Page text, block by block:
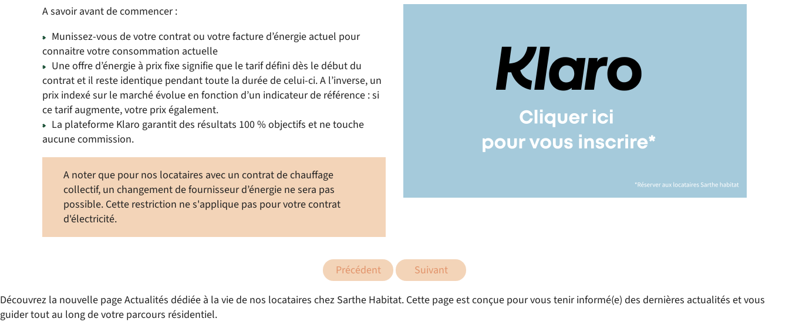
A savoir avant de commencer :
Munissez-vous de votre contrat ou votre facture d’énergie actuel pour
connaitre votre consommation actuelle
Une offre d’énergie à prix fixe signifie que le tarif défini dès le début du
contrat et il reste identique pendant toute la durée de celui-ci. A l’inverse, un
prix indexé sur le marché évolue en fonction d’un indicateur de référence : si
ce tarif augmente, votre prix également.
La plateforme Klaro garantit des résultats 100 % objectifs et ne touche
aucune commission.
A noter que pour nos locataires avec un contrat de chauffage
collectif, un changement de fournisseur d’énergie ne sera pas
possible. Cette restriction ne s'applique pas pour votre contrat
d'électricité.
Précédent Suivant
Découvrez la nouvelle page Actualités dédiée à la vie de nos locataires chez Sarthe Habitat. Cette page est conçue pour vous tenir informé(e) des dernières actualités et vous
guider tout au long de votre parcours résidentiel.